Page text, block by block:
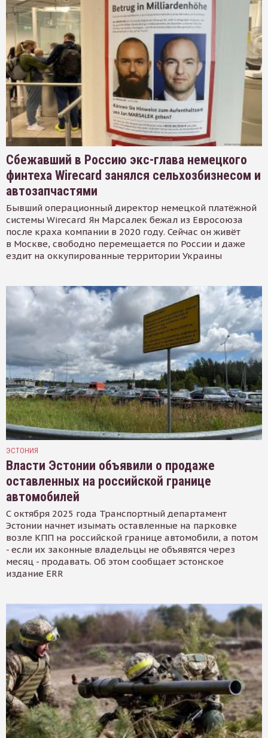
Сбежавший в Россию экс-глава немецкого
финтеха Wirecard занялся сельхозбизнесом и
автозапчастями
Бывший операционный директор немецкой платёжной
системы Wirecard Ян Марсалек бежал из Евросоюза
после краха компании в 2020 году. Сейчас он живёт
в Москве, свободно перемещается по России и даже
ездит на оккупированные территории Украины
ЭСТОНИЯ
Власти Эстонии объявили о продаже
оставленных на российской границе
автомобилей
С октября 2025 года Транспортный департамент
Эстонии начнет изымать оставленные на парковке
возле КПП на российской границе автомобили, а потом
- если их законные владельцы не объявятся через
месяц - продавать. Об этом сообщает эстонское
издание ERR